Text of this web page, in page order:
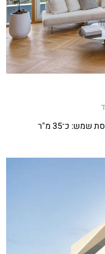
שמש: כ־35 מ"ר